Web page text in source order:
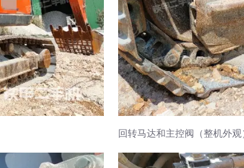
回转马达和主控阀（整机外观